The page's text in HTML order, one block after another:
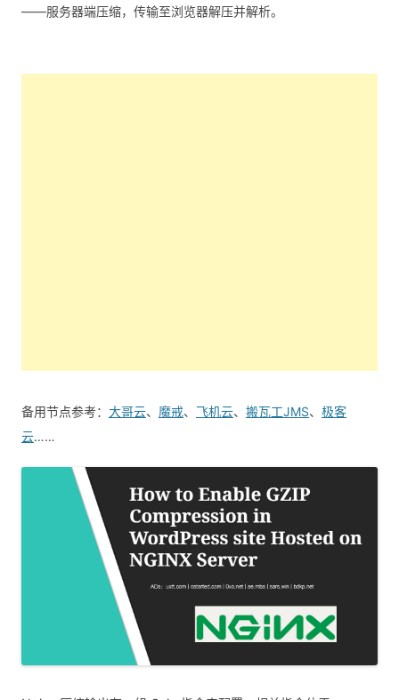
——服务器端压缩，传输至浏览器解压并解析。
备用节点参考： 大哥云、 魔戒、 飞机云、 搬瓦工JMS、 极客
云……